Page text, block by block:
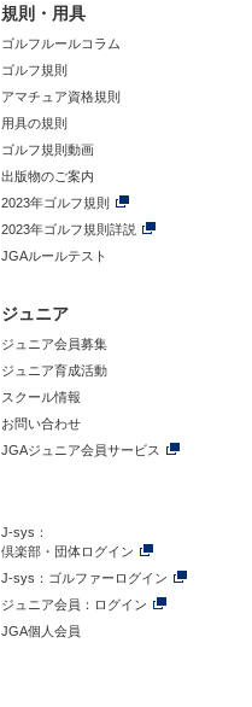
規則・用具
ゴルフルールコラム
ゴルフ規則
アマチュア資格規則
用具の規則
ゴルフ規則動画
出版物のご案内
2023年ゴルフ規則
2023年ゴルフ規則詳説
JGAルールテスト
ジュニア
ジュニア会員募集
ジュニア育成活動
スクール情報
お問い合わせ
JGAジュニア会員サービス
J-sys：
倶楽部・団体ログイン
J-sys：ゴルファーログイン
ジュニア会員：ログイン
JGA個人会員